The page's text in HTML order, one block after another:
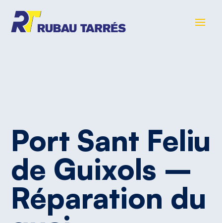
Port Sant Feliu
de Guixols –
Réparation du